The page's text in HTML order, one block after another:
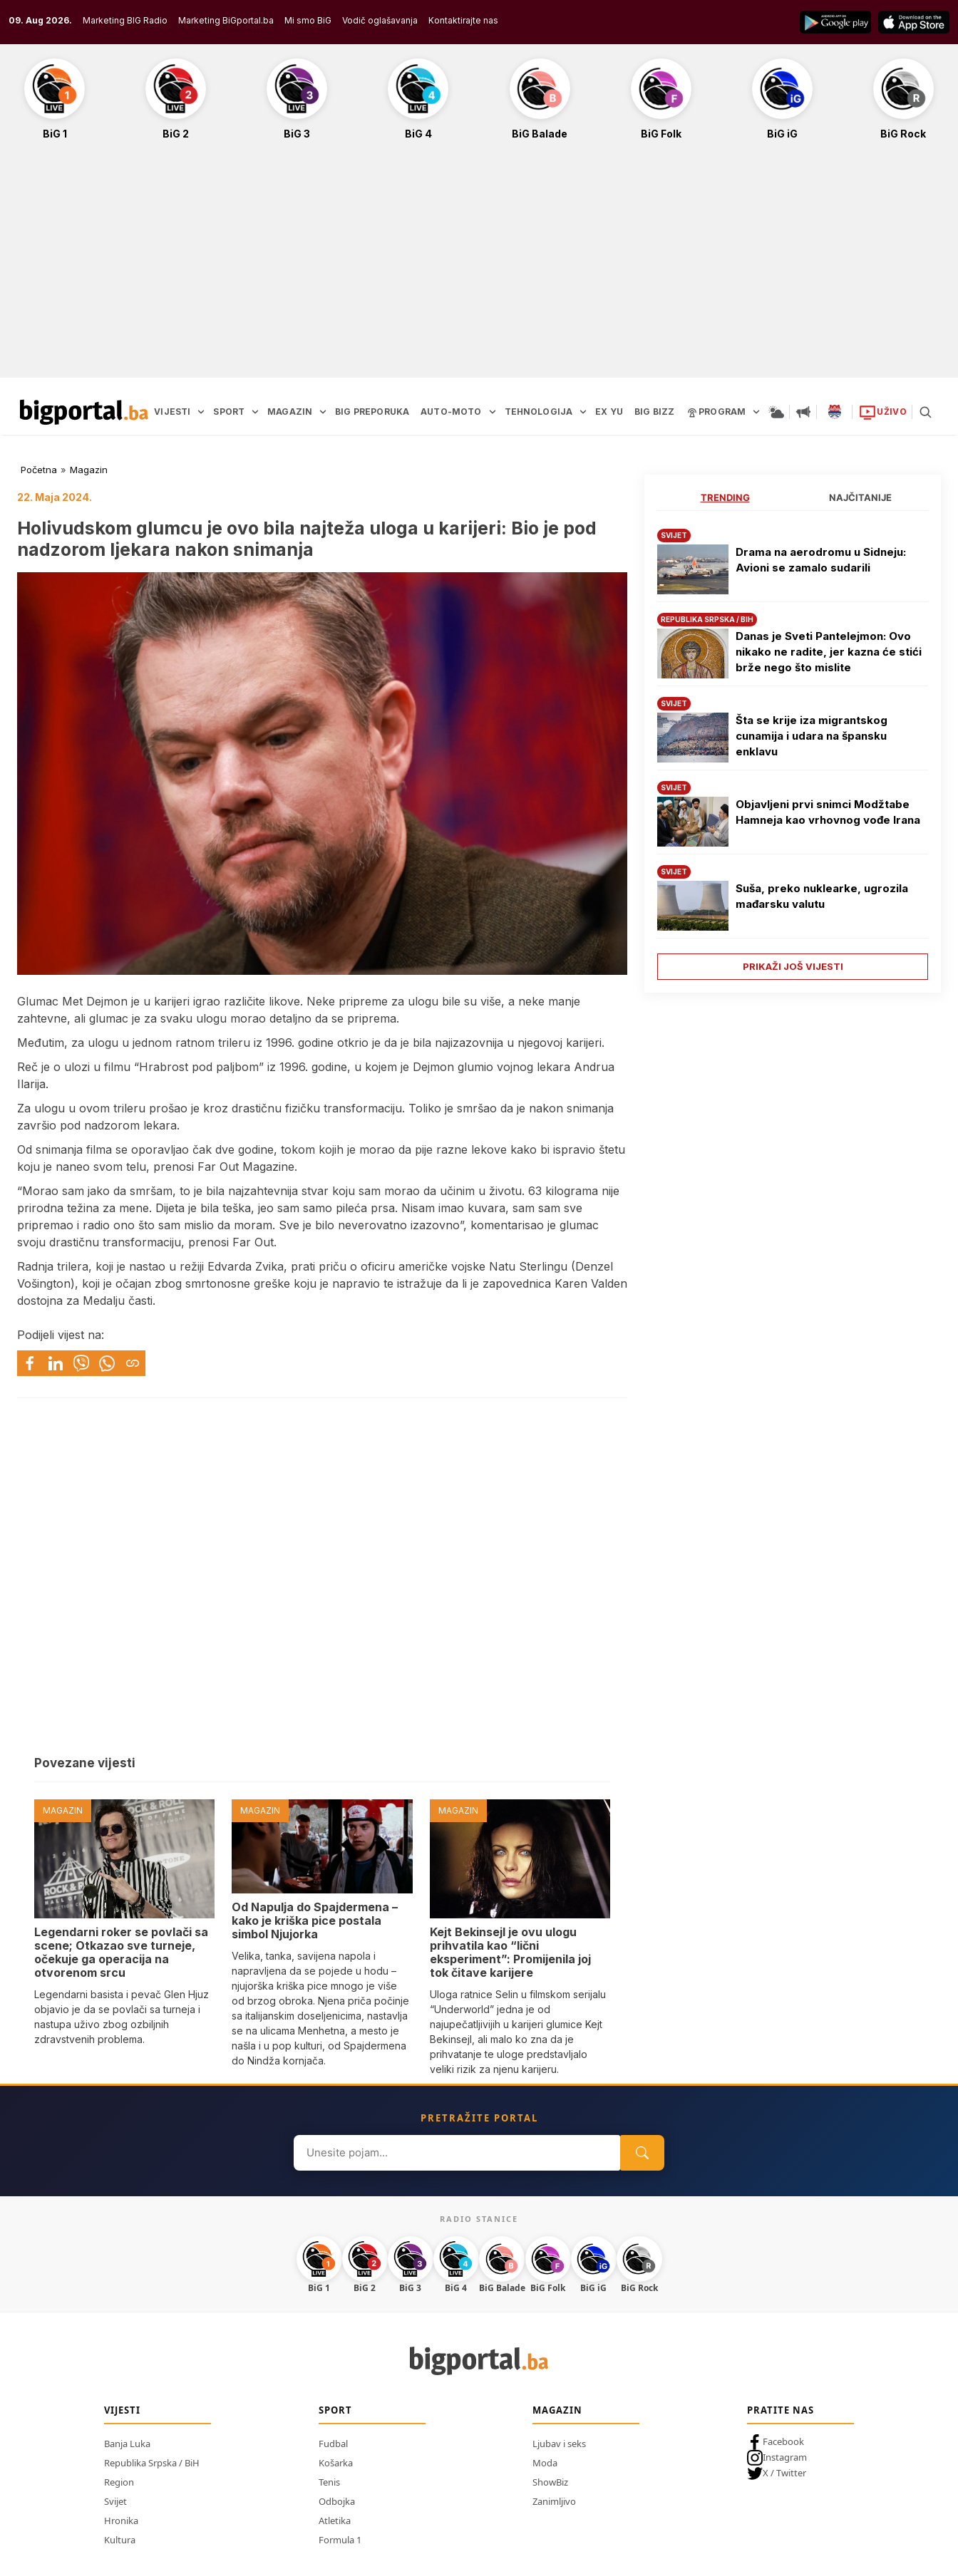
to
content
09. Aug 2026. Marketing BIG Radio Marketing BiGportal.ba Mi smo BiG Vodič oglašavanja Kontaktirajte nas
BiG 1 BiG 2 BiG 3 BiG 4 BiG Balade BiG Folk BiG iG BiG Rock
VIJESTI SPORT MAGAZIN BIG PREPORUKA AUTO-MOTO TEHNOLOGIJA EX YU BIG BIZZ PROGRAM UŽIVO
Početna » Magazin
22. Maja 2024.
Holivudskom glumcu je ovo bila najteža uloga u karijeri: Bio je pod
nadzorom ljekara nakon snimanja
Glumac Met Dejmon je u karijeri igrao različite likove. Neke pripreme za ulogu bile su više, a neke manje
zahtevne, ali glumac je za svaku ulogu morao detaljno da se priprema.
Međutim, za ulogu u jednom ratnom trileru iz 1996. godine otkrio je da je bila najizazovnija u njegovoj karijeri.
Reč je o ulozi u filmu “Hrabrost pod paljbom” iz 1996. godine, u kojem je Dejmon glumio vojnog lekara Andrua
Ilarija.
Za ulogu u ovom trileru prošao je kroz drastičnu fizičku transformaciju. Toliko je smršao da je nakon snimanja
završio pod nadzorom lekara.
Od snimanja filma se oporavljao čak dve godine, tokom kojih je morao da pije razne lekove kako bi ispravio štetu
koju je naneo svom telu, prenosi Far Out Magazine.
“Morao sam jako da smršam, to je bila najzahtevnija stvar koju sam morao da učinim u životu. 63 kilograma nije
prirodna težina za mene. Dijeta je bila teška, jeo sam samo pileća prsa. Nisam imao kuvara, sam sam sve
pripremao i radio ono što sam mislio da moram. Sve je bilo neverovatno izazovno”, komentarisao je glumac
svoju drastičnu transformaciju, prenosi Far Out.
Radnja trilera, koji je nastao u režiji Edvarda Zvika, prati priču o oficiru američke vojske Natu Sterlingu (Denzel
Vošington), koji je očajan zbog smrtonosne greške koju je napravio te istražuje da li je zapovednica Karen Valden
dostojna za Medalju časti.
Podijeli vijest na:
Povezane vijesti
MAGAZIN
Legendarni roker se povlači sa
scene; Otkazao sve turneje,
očekuje ga operacija na
otvorenom srcu
Legendarni basista i pevač Glen Hjuz
objavio je da se povlači sa turneja i
nastupa uživo zbog ozbiljnih
zdravstvenih problema.
MAGAZIN
Od Napulja do Spajdermena –
kako je kriška pice postala
simbol Njujorka
Velika, tanka, savijena napola i
napravljena da se pojede u hodu –
njujorška kriška pice mnogo je više
od brzog obroka. Njena priča počinje
sa italijanskim doseljenicima, nastavlja
se na ulicama Menhetna, a mesto je
našla i u pop kulturi, od Spajdermena
do Nindža kornjača.
MAGAZIN
Kejt Bekinsejl je ovu ulogu
prihvatila kao “lični
eksperiment”: Promijenila joj
tok čitave karijere
Uloga ratnice Selin u filmskom serijalu
“Underworld” jedna je od
najupečatljivijih u karijeri glumice Kejt
Bekinsejl, ali malo ko zna da je
prihvatanje te uloge predstavljalo
veliki rizik za njenu karijeru.
TRENDING NAJČITANIJE
SVIJET
Drama na aerodromu u Sidneju:
Avioni se zamalo sudarili
REPUBLIKA SRPSKA / BIH
Danas je Sveti Pantelejmon: Ovo
nikako ne radite, jer kazna će stići
brže nego što mislite
SVIJET
Šta se krije iza migrantskog
cunamija i udara na špansku
enklavu
SVIJET
Objavljeni prvi snimci Modžtabe
Hamneja kao vrhovnog vođe Irana
SVIJET
Suša, preko nuklearke, ugrozila
mađarsku valutu
PRIKAŽI JOŠ VIJESTI
PRETRAŽITE PORTAL
Search
for:
RADIO STANICE
BiG 1 BiG 2 BiG 3 BiG 4 BiG Balade BiG Folk BiG iG BiG Rock
VIJESTI
Banja Luka
Republika Srpska / BiH
Region
Svijet
Hronika
Kultura
SPORT
Fudbal
Košarka
Tenis
Odbojka
Atletika
Formula 1
MAGAZIN
Ljubav i seks
Moda
ShowBiz
Zanimljivo
PRATITE NAS
Facebook
Instagram
X / Twitter